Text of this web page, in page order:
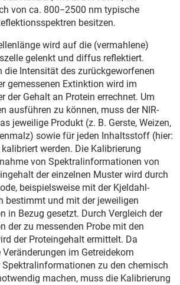
von ca. 800−2500 nm typische
besitzen.
wird auf die (vermahlene)
gelenkt und diffus reflektiert.
die Intensität des zurückgeworfenen
gemessenen Extinktion wird im
der Gehalt an Protein errechnet. Um
ausführen zu können, muss der NIR-
jeweilige Produkt (z. B. Gerste, Weizen,
sowie für jeden Inhaltsstoff (hier:
werden. Die Kalibrierung
von Spektralinformationen von
der einzelnen Muster wird durch
beispielsweise mit der Kjeldahl-
bestimmt und mit der jeweiligen
in Bezug gesetzt. Durch Vergleich der
der zu messenden Probe mit den
der Proteingehalt ermittelt. Da
im Getreidekorn
zu den chemisch
machen, muss die Kalibrierung